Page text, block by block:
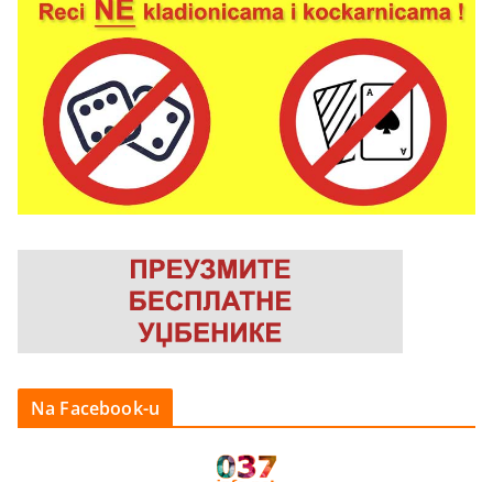
Na Facebook-u